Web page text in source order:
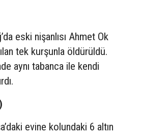
eski nişanlısı Ahmet Ok
tek kurşunla öldürüldü.
aynı tabanca ile kendi
evine kolundaki 6 altın